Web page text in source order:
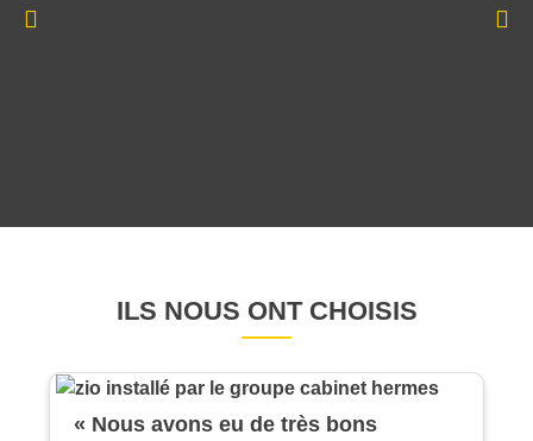
ILS NOUS ONT CHOISIS
« Nous avons eu de très bons